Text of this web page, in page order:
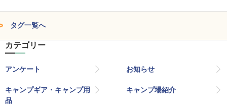
タグ一覧へ
カテゴリー
アンケート お知らせ
キャンプギア・キャンプ用
品
キャンプ場紹介